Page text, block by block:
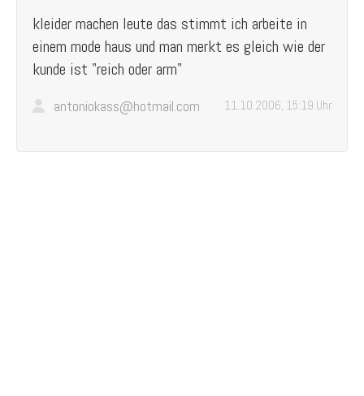
kleider machen leute das stimmt ich arbeite in
einem mode haus und man merkt es gleich wie der
kunde ist "reich oder arm"
antoniokass@hotmail.com 11.10.2006, 15:19 Uhr